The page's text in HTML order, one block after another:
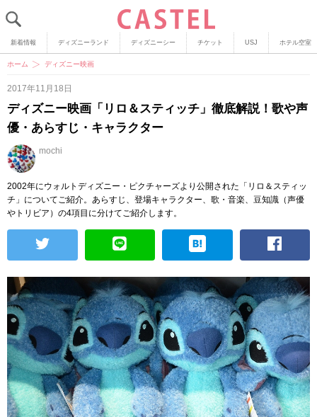
新着情報 ディズニーランド ディズニーシー チケット USJ ホテル空室
ホーム ディズニー映画
2017年11月18日
ディズニー映画「リロ＆スティッチ」徹底解説！歌や声
優・あらすじ・キャラクター
mochi
2002年にウォルトディズニー・ピクチャーズより公開された「リロ＆スティッ
チ」についてご紹介。あらすじ、登場キャラクター、歌・音楽、豆知識（声優
やトリビア）の4項目に分けてご紹介します。